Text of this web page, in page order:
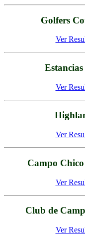
Golfers
Ver
Ver
Ver
Campo
Ver
Club de
Ver